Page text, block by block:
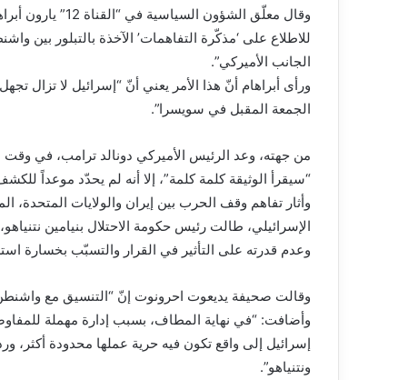
وقال معلّق
للاطلاع على ‘مذكّرة التفاهمات’ الآخذة بالتبلور بين
الجانب الأميركي”.
ورأى أبراهام أنّ هذا الأمر يعني أنّ “إسرائيل لا تزال
الجمعة المقبل في سويسرا”.
من جهته، وعد الرئيس الأميركي دونالد ترامب، في وقت
“سيقرأ الوثيقة كلمة كلمة”، إلا أنه لم يحدّد موعداً
وأثار تفاهم وقف الحرب بين إيران والولايات المتحدة،
الإسرائيلي، طالت رئيس حكومة الاحتلال بنيامين
وعدم قدرته على التأثير في القرار والتسبّب بخسارة
وقالت صحيفة يديعوت احرونوت إنّ “التنسيق مع
وأضافت: “في نهاية المطاف، بسبب إدارة مهملة
إسرائيل إلى واقع تكون فيه حرية عملها محدودة أكثر،
ونتنياهو”.